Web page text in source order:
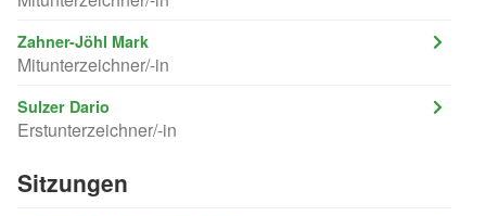
Zahner-Jöhl Mark
Mitunterzeichner/-in
Sulzer Dario
Erstunterzeichner/-in
Sitzungen